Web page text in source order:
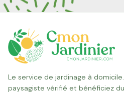
Le service de jardinage à
paysagiste vérifié et bénéficiez